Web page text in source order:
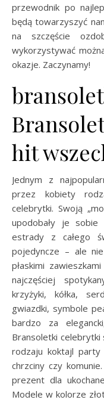
przewodnik po
będą towarzyszyć
na szczęście
wykorzystywać
okazje. Zaczynamy!
hit
Jednym z
przez kobiety
celebrytki. Swoją
upodobały je
estrady z całego
pojedyncze – ale
płaskimi
najczęściej
krzyżyki, kółka,
gwiazdki, symbole
bardzo za
Bransoletki
rodzaju koktajl
chrzciny czy
prezent dla
Modele w kolorze